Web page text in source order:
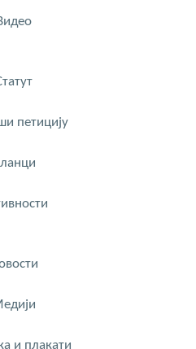
петицију
и плакати